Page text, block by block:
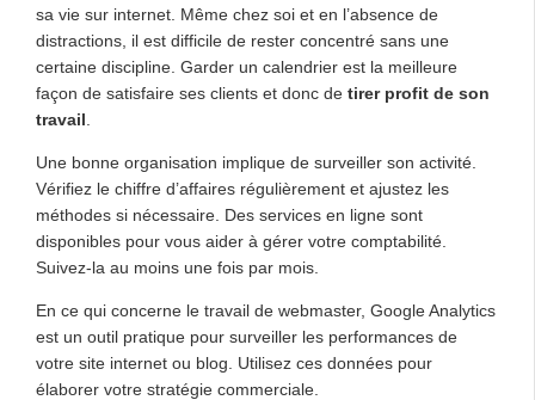
sa vie sur internet. Même chez soi et en l’absence de
distractions, il est difficile de rester concentré sans une
certaine discipline. Garder un calendrier est la meilleure
façon de satisfaire ses clients et donc de tirer profit de son
travail
Une bonne organisation implique de surveiller son activité.
Vérifiez le chiffre d’affaires régulièrement et ajustez les
méthodes si nécessaire. Des services en ligne sont
disponibles pour vous aider à gérer votre comptabilité.
Suivez-la au moins une fois par mois.
En ce qui concerne le travail de webmaster, Google Analytics
est un outil pratique pour surveiller les performances de
votre site internet ou blog. Utilisez ces données pour
élaborer votre stratégie commerciale.